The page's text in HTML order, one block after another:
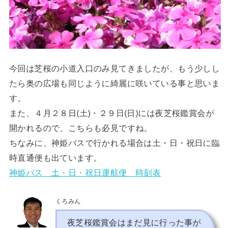
今回は芝桜の小道入口のみ見てきましたが、もう少しし
たら奥の広場も同じように綺麗に咲いている事と思いま
す。
また、４月２８日(土)・２９日(日)には夜芝桜鑑賞会が
開かれるので、こちらも必見ですね。
ちなみに、神姫バスで行かれる場合は土・日・祝日に臨
時直通便も出ています。
神姫バス 土・日・祝日運航便 時刻表
くろみん
夜芝桜鑑賞会はまだ見に行った事が